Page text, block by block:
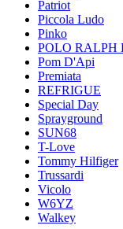
Patriot
Piccola Ludo
Pinko
POLO RALPH
Pom D'Api
Premiata
REFRIGUE
Special Day
Sprayground
SUN68
T-Love
Tommy Hilfiger
Trussardi
Vicolo
W6YZ
Walkey